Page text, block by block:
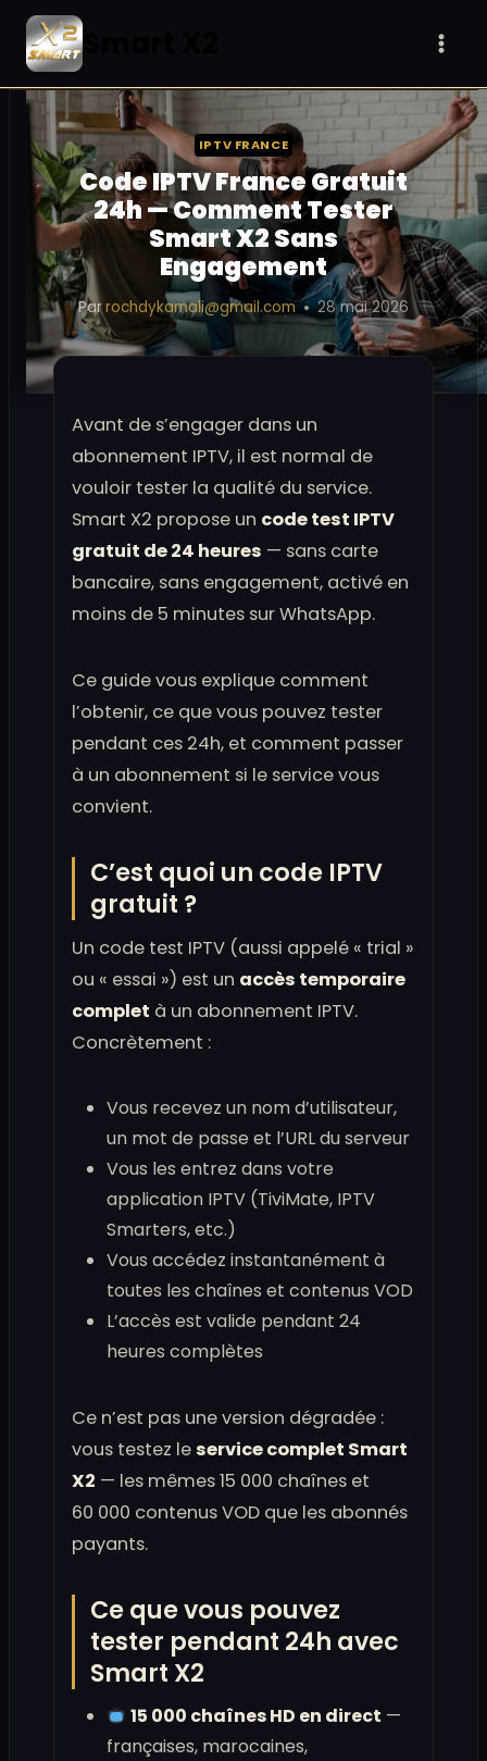
Aller
contenu
IPTV FRANCE
Code IPTV France Gratuit
24h — Comment Tester
Smart X2 Sans
Engagement
Parrochdykamali@gmail.com 28 mai 2026
Avant de s’engager dans un
abonnement IPTV, il est normal de
vouloir tester la qualité du service.
Smart X2 propose un code test IPTV
gratuit de 24 heures — sans carte
bancaire, sans engagement, activé en
moins de 5 minutes sur WhatsApp.
Ce guide vous explique comment
l’obtenir, ce que vous pouvez tester
pendant ces 24h, et comment passer
à un abonnement si le service vous
convient.
C’est quoi un code IPTV
gratuit ?
Un code test IPTV (aussi appelé « trial »
ou « essai ») est un accès temporaire
complet à un abonnement IPTV.
Concrètement :
Vous recevez un nom d’utilisateur,
un mot de passe et l’URL du serveur
Vous les entrez dans votre
application IPTV (TiviMate, IPTV
Smarters, etc.)
Vous accédez instantanément à
toutes les chaînes et contenus VOD
L’accès est valide pendant 24
heures complètes
Ce n’est pas une version dégradée :
vous testez leservice complet Smart
X2 — les mêmes 15 000 chaînes et
60 000 contenus VOD que les abonnés
payants.
Ce que vous pouvez
tester pendant 24h avec
Smart X2
15 000 chaînes HD en direct —
françaises, marocaines,